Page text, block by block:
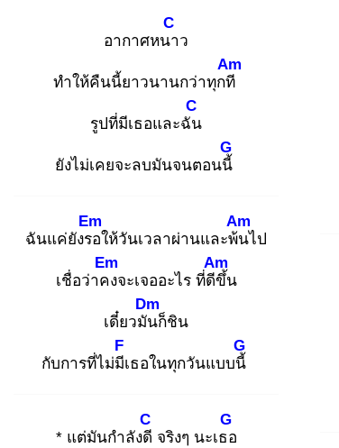
อากาศหนา
C
ว
ทำให้คืนนี้ยาวนานกว่าทุกที
Am
รูปที่มีเธอและฉัน
C
ยังไม่เคยจะลบมันจนตอนนี้
G
ฉันแค่ยังรอ
Em
ให้วันเวลาผ่านและพ้น
Am
ไป
เชื่อว่าคง
Em
จะเจออะไร ที่ดีขึ้
Am
น
เดี๋ยวมัน
Dm
ก็ชิน
กับการที่ไม่มีเ
F
ธอในทุกวันแบบนี้
G
* แต่มันกำลังดี
C
จริงๆ นะเธอ
G